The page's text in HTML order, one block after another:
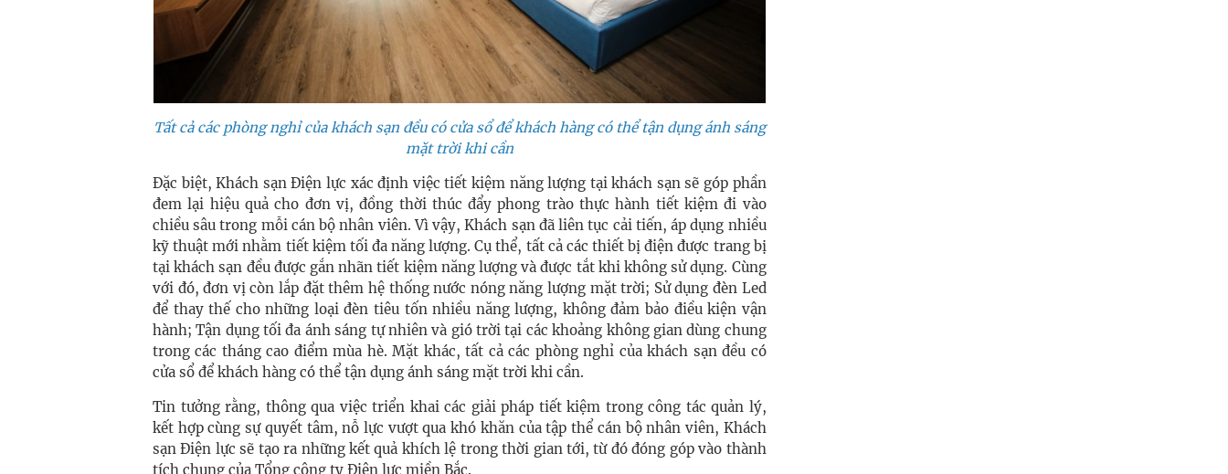
Tất cả các phòng nghỉ của khách sạn đều có cửa sổ để khách hàng có thể tận dụng ánh sáng
mặt trời khi cần
Đặc biệt, Khách sạn Điện lực xác định việc tiết kiệm năng lượng tại khách sạn sẽ góp phần
đem lại hiệu quả cho đơn vị, đồng thời thúc đẩy phong trào thực hành tiết kiệm đi vào
chiều sâu trong mỗi cán bộ nhân viên. Vì vậy, Khách sạn đã liên tục cải tiến, áp dụng nhiều
kỹ thuật mới nhằm tiết kiệm tối đa năng lượng. Cụ thể, tất cả các thiết bị điện được trang bị
tại khách sạn đều được gắn nhãn tiết kiệm năng lượng và được tắt khi không sử dụng. Cùng
với đó, đơn vị còn lắp đặt thêm hệ thống nước nóng năng lượng mặt trời; Sử dụng đèn Led
để thay thế cho những loại đèn tiêu tốn nhiều năng lượng, không đảm bảo điều kiện vận
hành; Tận dụng tối đa ánh sáng tự nhiên và gió trời tại các khoảng không gian dùng chung
trong các tháng cao điểm mùa hè. Mặt khác, tất cả các phòng nghỉ của khách sạn đều có
cửa sổ để khách hàng có thể tận dụng ánh sáng mặt trời khi cần.
Tin tưởng rằng, thông qua việc triển khai các giải pháp tiết kiệm trong công tác quản lý,
kết hợp cùng sự quyết tâm, nỗ lực vượt qua khó khăn của tập thể cán bộ nhân viên, Khách
sạn Điện lực sẽ tạo ra những kết quả khích lệ trong thời gian tới, từ đó đóng góp vào thành
tích chung của Tổng công ty Điện lực miền Bắc.